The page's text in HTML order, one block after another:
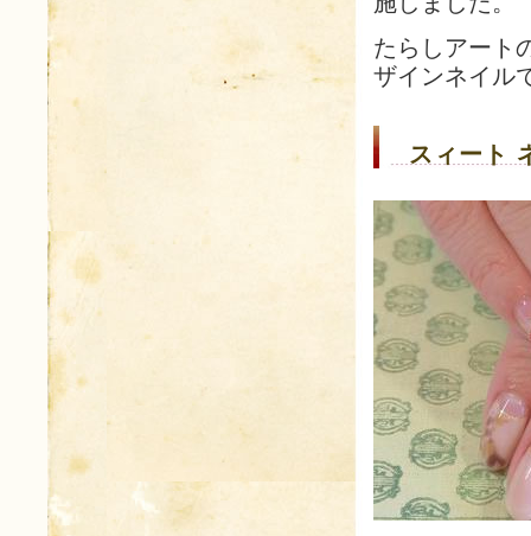
たらしアート
ザインネイル
スィート